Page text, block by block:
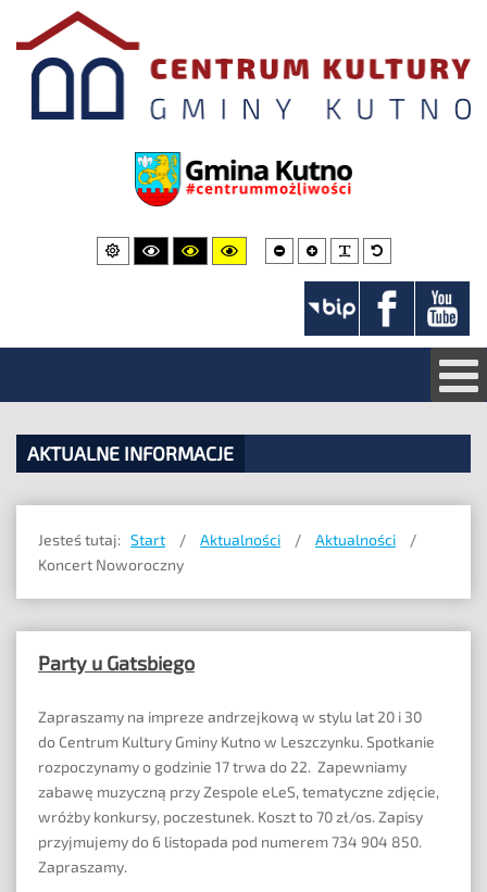
Domyślny
wygląd
Wysoki
kontrast
Wysoki
kontrast
Wysoki
kontrast
Mniejsza
czcionka
Większa
czcionka
Domyślna
czcionka
AKTUALNE INFORMACJE
Jesteś tutaj: Start Aktualności
Aktualności
Koncert Noworoczny
Party u Gatsbiego
Zapraszamy na impreze andrzejkową w stylu lat 20 i 30
do Centrum Kultury Gminy Kutno w Leszczynku. Spotkanie
rozpoczynamy o godzinie 17 trwa do 22. Zapewniamy
zabawę muzyczną przy Zespole eLeS, tematyczne zdjęcie,
wróżby konkursy, poczestunek. Koszt to 70 zł/os. Zapisy
przyjmujemy do 6 listopada pod numerem 734 904 850.
Zapraszamy.